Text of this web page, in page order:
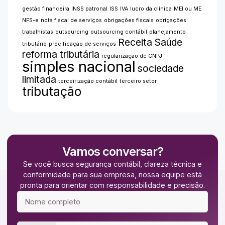
gestão financeira INSS patronal ISS IVA lucro da clínica MEI ou ME
NFS-e nota fiscal de serviços obrigações fiscais obrigações
trabalhistas outsourcing outsourcing contábil planejamento
tributário precificação de serviços Receita Saúde
reforma tributária regularização de CNPJ
simples nacional sociedade
limitada terceirização contábil terceiro setor
tributação
Vamos conversar?
Se você busca segurança contábil, clareza técnica e
conformidade para sua empresa, nossa equipe está
pronta para orientar com responsabilidade e precisão.